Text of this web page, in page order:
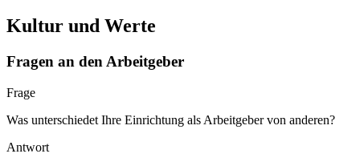
Kultur und Werte
Fragen an den Arbeitgeber
Frage
Was unterschiedet Ihre Einrichtung als Arbeitgeber von anderen?
Antwort